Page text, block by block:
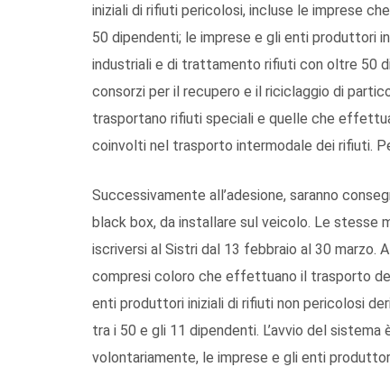
iniziali di rifiuti pericolosi, incluse le imprese
50 dipendenti; le imprese e gli enti produttori
industriali e di trattamento rifiuti con oltre 50
consorzi per il recupero e il riciclaggio di
trasportano rifiuti speciali e quelle che
coinvolti nel trasporto intermodale dei rifiuti.
Successivamente all’adesione, saranno
black box, da installare sul veicolo. Le stesse
iscriversi al Sistri dal 13 febbraio al 30 marzo.
compresi coloro che effettuano il trasporto
enti produttori iniziali di rifiuti non pericolosi
tra i 50 e gli 11 dipendenti. L’avvio del
volontariamente, le imprese e gli enti